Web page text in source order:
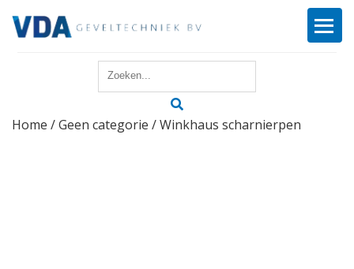
Reparatie
Home /Geen categorie / Winkhaus scharnierpen